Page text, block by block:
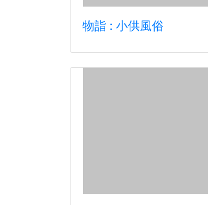
物詣 : 小供風俗